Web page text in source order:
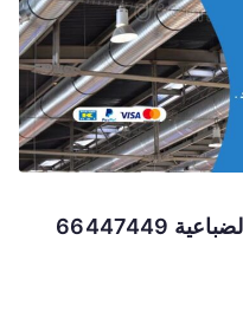
تنظيف دكت التكييف المركزي الضباعية 66447449